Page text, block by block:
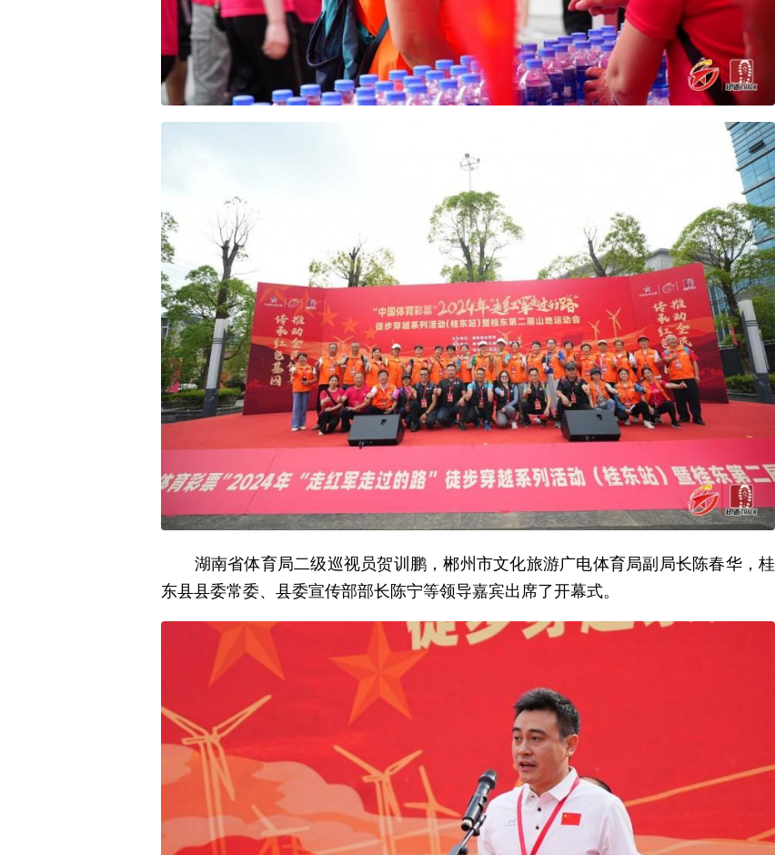
湖南省体育局二级巡视员贺训鹏，郴州市文化旅游广电体育局副局长陈春华，桂
东县县委常委、县委宣传部部长陈宁等领导嘉宾出席了开幕式。